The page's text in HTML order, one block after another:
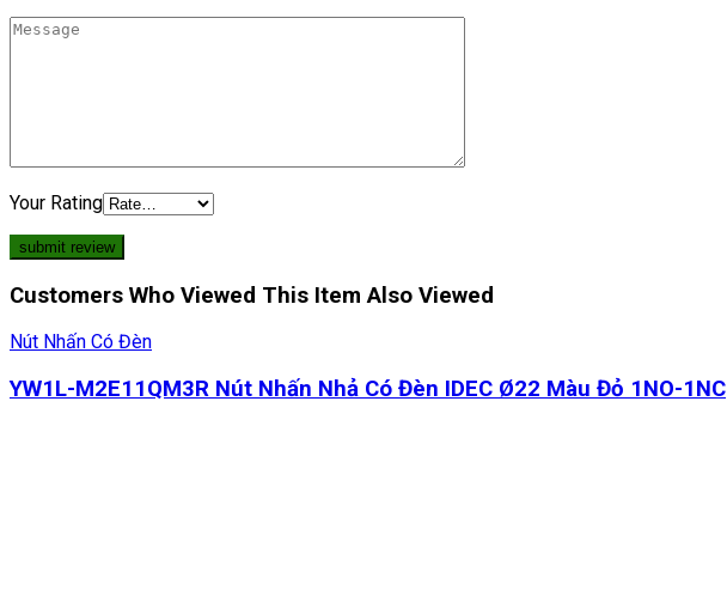
Your Rating
Customers Who Viewed This Item Also Viewed
Nút Nhấn Có Đèn
YW1L-M2E11QM3R Nút Nhấn Nhả Có Đèn IDEC Ø22 Màu Đỏ 1NO-1NC